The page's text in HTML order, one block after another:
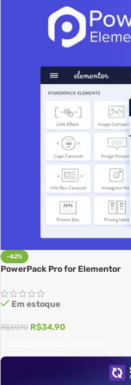
-42%
PowerPack Pro for Elementor
Em estoque
R$59,90 R$34,90